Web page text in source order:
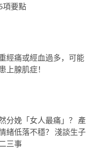
項要點
經痛或經血過多，可能
上腺肌症！
分娩「女人最痛」？ 產
緒低落不穩？ 淺談生子
三事